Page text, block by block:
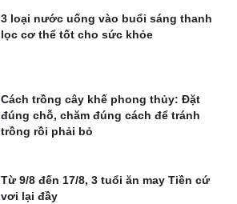
3 loại nước uống vào buổi sáng thanh
lọc cơ thể tốt cho sức khỏe
Cách trồng cây khế phong thủy: Đặt
đúng chỗ, chăm đúng cách để tránh
trồng rồi phải bỏ
Từ 9/8 đến 17/8, 3 tuổi ăn may Tiền cứ
vơi lại đầy